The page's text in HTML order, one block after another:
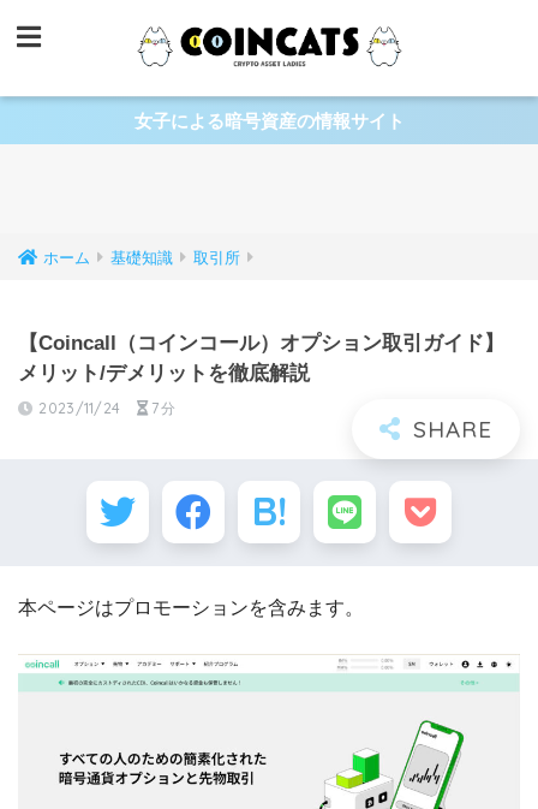
女子による暗号資産の情報サイト
ホーム 基礎知識 取引所
【Coincall（コインコール）オプション取引ガイド】
メリット/デメリットを徹底解説
2023/11/24 7分
本ページはプロモーションを含みます。